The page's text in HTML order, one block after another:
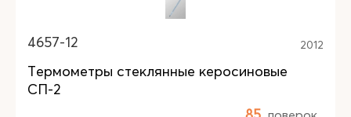
4657-12 2012
Термометры стеклянные керосиновые
СП-2